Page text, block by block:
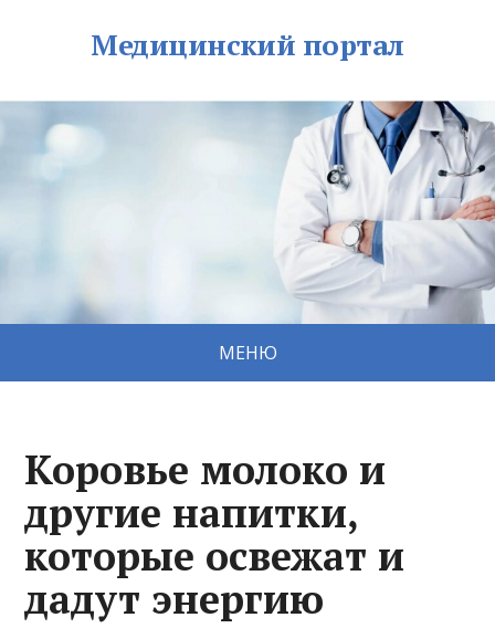
Медицинский портал
МЕНЮ
Коровье молоко и
другие напитки,
которые освежат и
дадут энергию